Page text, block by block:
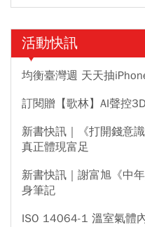
活動快訊
均衡臺灣週 天天抽
訂閱贈【歌林】AI聲控
新書快訊｜《打開錢意
真正體現富足
新書快訊｜謝富旭《中
身筆記
ISO 14064-1 溫室氣體